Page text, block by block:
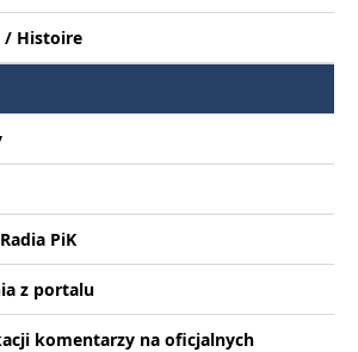
/ Histoire
PiK
z portalu
komentarzy na oficjalnych